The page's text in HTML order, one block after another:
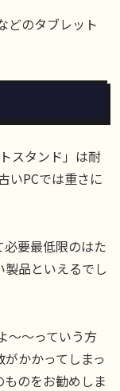
どのタブレット
スタンド」は耐
いPCでは重さに
要最低限のはた
品といえるでし
～～っていう方
かかってしまっ
のをお勧めしま